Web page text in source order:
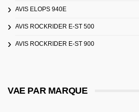
AVIS ELOPS 940E
AVIS ROCKRIDER E-ST 500
AVIS ROCKRIDER E-ST 900
VAE PAR MARQUE